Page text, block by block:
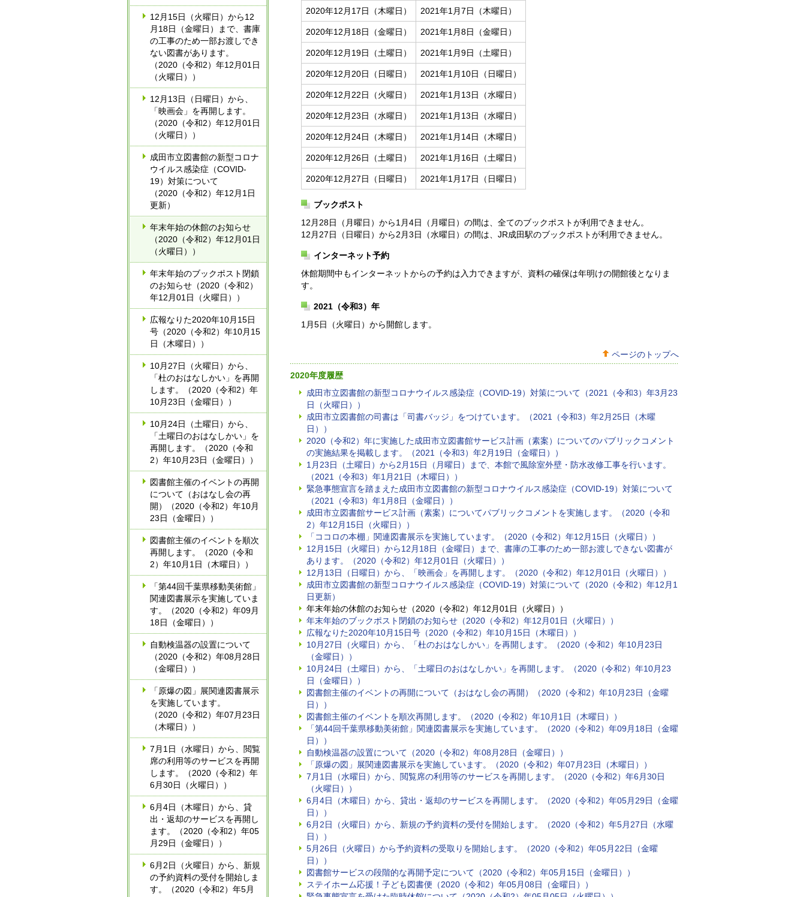
12月15日（火曜日）から12
月18日（金曜日）まで、書庫
の工事のため一部お渡しでき
ない図書があります。
（2020（令和2）年12月01日
（火曜日））
12月13日（日曜日）から、
「映画会」を再開します。
（2020（令和2）年12月01日
（火曜日））
成田市立図書館の新型コロナ
ウイルス感染症（COVID-
19）対策について
（2020（令和2）年12月1日
更新）
年末年始の休館のお知らせ
（2020（令和2）年12月01日
（火曜日））
年末年始のブックポスト閉鎖
のお知らせ（2020（令和2）
年12月01日（火曜日））
広報なりた2020年10月15日
号（2020（令和2）年10月15
日（木曜日））
10月27日（火曜日）から、
「杜のおはなしかい」を再開
します。（2020（令和2）年
10月23日（金曜日））
10月24日（土曜日）から、
「土曜日のおはなしかい」を
再開します。（2020（令和
2）年10月23日（金曜日））
図書館主催のイベントの再開
について（おはなし会の再
開）（2020（令和2）年10月
23日（金曜日））
図書館主催のイベントを順次
再開します。（2020（令和
2）年10月1日（木曜日））
「第44回千葉県移動美術館」
関連図書展示を実施していま
す。（2020（令和2）年09月
18日（金曜日））
自動検温器の設置について
（2020（令和2）年08月28日
（金曜日））
「原爆の図」展関連図書展示
を実施しています。
（2020（令和2）年07月23日
（木曜日））
7月1日（水曜日）から、閲覧
席の利用等のサービスを再開
します。（2020（令和2）年
6月30日（火曜日））
6月4日（木曜日）から、貸
出・返却のサービスを再開し
ます。（2020（令和2）年05
月29日（金曜日））
6月2日（火曜日）から、新規
の予約資料の受付を開始しま
す。（2020（令和2）年5月
2020年12月17日（木曜日） 2021年1月7日（木曜日）
2020年12月18日（金曜日） 2021年1月8日（金曜日）
2020年12月19日（土曜日） 2021年1月9日（土曜日）
2020年12月20日（日曜日） 2021年1月10日（日曜日）
2020年12月22日（火曜日） 2021年1月13日（水曜日）
2020年12月23日（水曜日） 2021年1月13日（水曜日）
2020年12月24日（木曜日） 2021年1月14日（木曜日）
2020年12月26日（土曜日） 2021年1月16日（土曜日）
2020年12月27日（日曜日） 2021年1月17日（日曜日）
ブックポスト
12月28日（月曜日）から1月4日（月曜日）の間は、全てのブックポストが利用できません。
12月27日（日曜日）から2月3日（水曜日）の間は、JR成田駅のブックポストが利用できません。
インターネット予約
休館期間中もインターネットからの予約は入力できますが、資料の確保は年明けの開館後となりま
す。
2021（令和3）年
1月5日（火曜日）から開館します。
ページのトップへ
2020年度履歴
成田市立図書館の新型コロナウイルス感染症（COVID-19）対策について（2021（令和3）年3月23
日（火曜日））
成田市立図書館の司書は「司書バッジ」をつけています。（2021（令和3）年2月25日（木曜
日））
2020（令和2）年に実施した成田市立図書館サービス計画（素案）についてのパブリックコメント
の実施結果を掲載します。（2021（令和3）年2月19日（金曜日））
1月23日（土曜日）から2月15日（月曜日）まで、本館で風除室外壁・防水改修工事を行います。
（2021（令和3）年1月21日（木曜日））
緊急事態宣言を踏まえた成田市立図書館の新型コロナウイルス感染症（COVID-19）対策について
（2021（令和3）年1月8日（金曜日））
成田市立図書館サービス計画（素案）についてパブリックコメントを実施します。（2020（令和
2）年12月15日（火曜日））
「ココロの本棚」関連図書展示を実施しています。（2020（令和2）年12月15日（火曜日））
12月15日（火曜日）から12月18日（金曜日）まで、書庫の工事のため一部お渡しできない図書が
あります。（2020（令和2）年12月01日（火曜日））
12月13日（日曜日）から、「映画会」を再開します。（2020（令和2）年12月01日（火曜日））
成田市立図書館の新型コロナウイルス感染症（COVID-19）対策について（2020（令和2）年12月1
日更新）
年末年始の休館のお知らせ（2020（令和2）年12月01日（火曜日））
年末年始のブックポスト閉鎖のお知らせ（2020（令和2）年12月01日（火曜日））
広報なりた2020年10月15日号（2020（令和2）年10月15日（木曜日））
10月27日（火曜日）から、「杜のおはなしかい」を再開します。（2020（令和2）年10月23日
（金曜日））
10月24日（土曜日）から、「土曜日のおはなしかい」を再開します。（2020（令和2）年10月23
日（金曜日））
図書館主催のイベントの再開について（おはなし会の再開）（2020（令和2）年10月23日（金曜
日））
図書館主催のイベントを順次再開します。（2020（令和2）年10月1日（木曜日））
「第44回千葉県移動美術館」関連図書展示を実施しています。（2020（令和2）年09月18日（金曜
日））
自動検温器の設置について（2020（令和2）年08月28日（金曜日））
「原爆の図」展関連図書展示を実施しています。（2020（令和2）年07月23日（木曜日））
7月1日（水曜日）から、閲覧席の利用等のサービスを再開します。（2020（令和2）年6月30日
（火曜日））
6月4日（木曜日）から、貸出・返却のサービスを再開します。（2020（令和2）年05月29日（金曜
日））
6月2日（火曜日）から、新規の予約資料の受付を開始します。（2020（令和2）年5月27日（水曜
日））
5月26日（火曜日）から予約資料の受取りを開始します。（2020（令和2）年05月22日（金曜
日））
図書館サービスの段階的な再開予定について（2020（令和2）年05月15日（金曜日））
ステイホーム応援！子ども図書便（2020（令和2）年05月08日（金曜日））